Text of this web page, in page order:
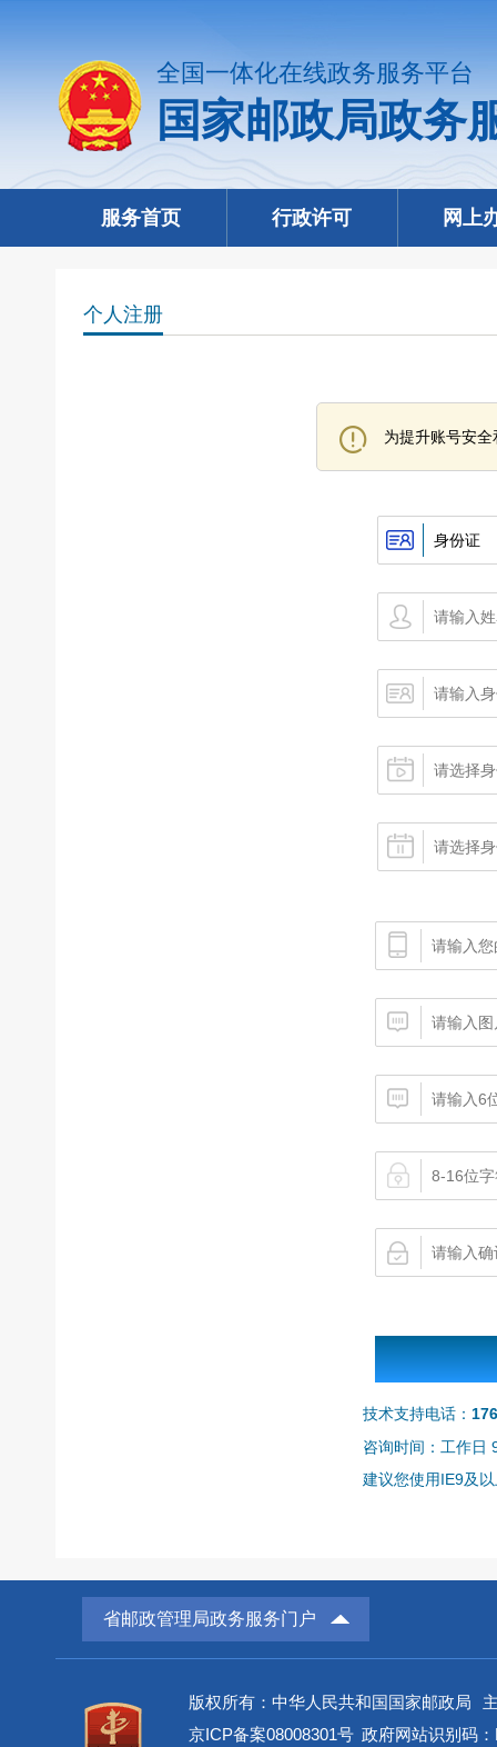
全国一体化在线政务服务平台
国家邮政局政务
服务首页 行政许可 网上
个人注册
为提升账号安
技术支持电话：
咨询时间：工作日
建议您使用IE9及
省邮政管理局政务服务门户
版权所有：中华人民共和国国家邮政局
京ICP备案08008301号 政府网站识别码